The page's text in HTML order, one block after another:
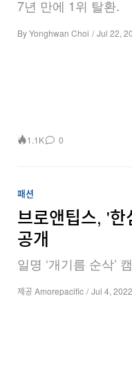
7년 만에 1위 탈환.
ByYonghwan Choi / Jul 22,
1.1K 0
패션
브로앤팁스, '
공개
일명 ‘개기름 순삭’
제공 Amorepacific / Jul 4, 2022